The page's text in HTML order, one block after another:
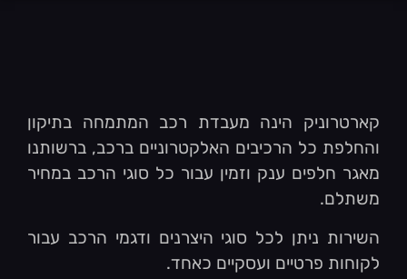
קארטרוניק הינה מעבדת רכב המתמחה בתיקון
והחלפת כל הרכיבים האלקטרוניים ברכב, ברשותנו
מאגר חלפים ענק וזמין עבור כל סוגי הרכב במחיר
משתלם.
השירות ניתן לכל סוגי היצרנים ודגמי הרכב עבור
לקוחות פרטיים ועסקיים כאחד.